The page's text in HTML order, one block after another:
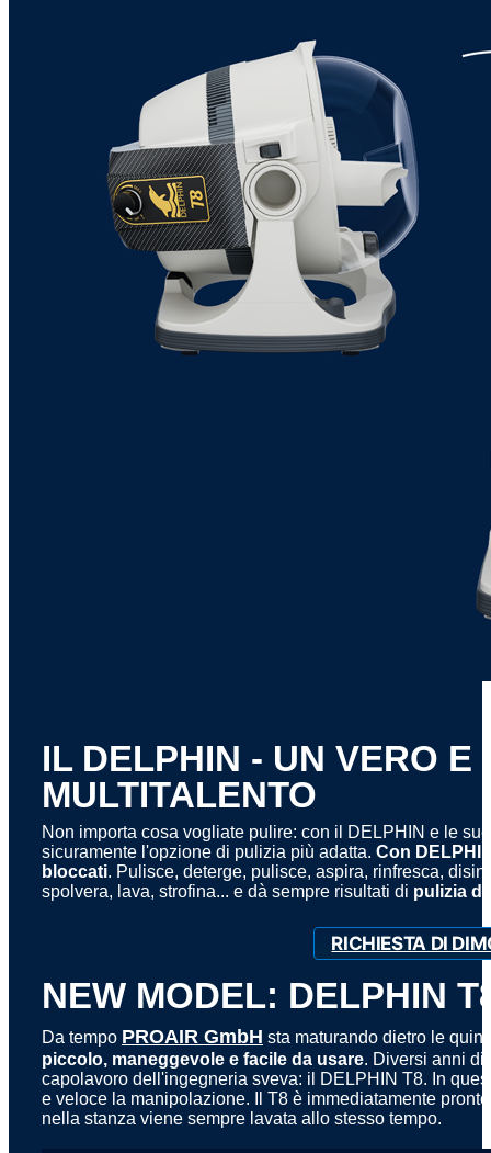
IL DELPHIN - UN VERO E
MULTITALENTO
Non importa cosa vogliate pulire: con il DELPHIN e le
sicuramente l'opzione di pulizia più adatta. Con
bloccati. Pulisce, deterge, pulisce, aspira, rinfresca,
spolvera, lava, strofina... e dà sempre risultati di pulizia
RICHIESTA DI
NEW MODEL: DELPHIN
Da tempo PROAIR GmbH sta maturando dietro le
piccolo, maneggevole e facile da usare. Diversi anni di
capolavoro dell'ingegneria sveva: il DELPHIN T8. In
e veloce la manipolazione. Il T8 è immediatamente
nella stanza viene sempre lavata allo stesso tempo.